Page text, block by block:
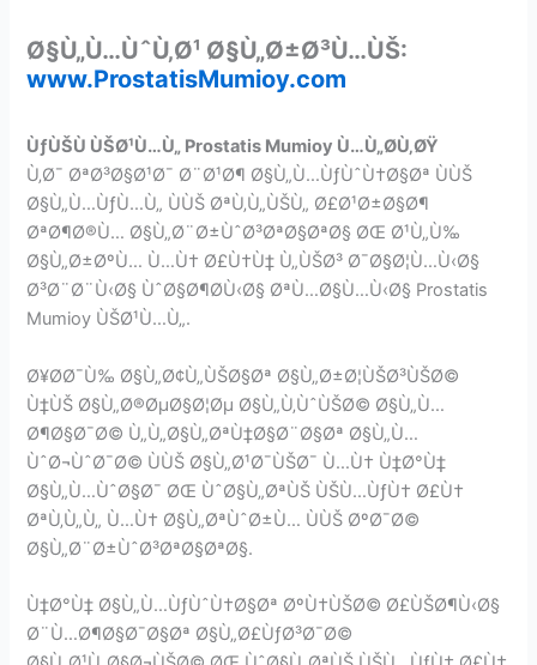
Ø§Ù„Ù…ÙˆÙ‚Ø¹ Ø§Ù„Ø±Ø³Ù…ÙŠ:
www.ProstatisMumioy.com
ÙƒÙŠÙ ÙŠØ¹Ù…Ù„ Prostatis Mumioy Ù…Ù„Ø­Ù‚ØŸ
Ù‚Ø¯ ØªØ³Ø§Ø¹Ø¯ Ø¨Ø¹Ø¶ Ø§Ù„Ù…ÙƒÙˆÙ†Ø§Øª ÙÙŠ
Ø§Ù„Ù…ÙƒÙ…Ù„ ÙÙŠ ØªÙ‚Ù„ÙŠÙ„ Ø£Ø¹Ø±Ø§Ø¶
ØªØ¶Ø®Ù… Ø§Ù„Ø¨Ø±ÙˆØ³ØªØ§ØªØ§ ØŒ Ø¹Ù„Ù‰
Ø§Ù„Ø±ØºÙ… Ù…Ù† Ø£Ù†Ù‡ Ù„ÙŠØ³ Ø¯Ø§Ø¦Ù…Ù‹Ø§
Ø³Ø¨Ø¨Ù‹Ø§ ÙˆØ§Ø¶Ø­Ù‹Ø§ ØªÙ…Ø§Ù…Ù‹Ø§ Prostatis
Mumioy ÙŠØ¹Ù…Ù„.
Ø¥Ø­Ø¯Ù‰ Ø§Ù„Ø¢Ù„ÙŠØ§Øª Ø§Ù„Ø±Ø¦ÙŠØ³ÙŠØ©
Ù‡ÙŠ Ø§Ù„Ø®ØµØ§Ø¦Øµ Ø§Ù„Ù‚ÙˆÙŠØ© Ø§Ù„Ù…
Ø¶Ø§Ø¯Ø© Ù„Ù„Ø§Ù„ØªÙ‡Ø§Ø¨Ø§Øª Ø§Ù„Ù…
ÙˆØ¬ÙˆØ¯Ø© ÙÙŠ Ø§Ù„Ø¹Ø¯ÙŠØ¯ Ù…Ù† Ù‡Ø°Ù‡
Ø§Ù„Ù…ÙˆØ§Ø¯ ØŒ ÙˆØ§Ù„ØªÙŠ ÙŠÙ…ÙƒÙ† Ø£Ù†
ØªÙ‚Ù„Ù„ Ù…Ù† Ø§Ù„ØªÙˆØ±Ù… ÙÙŠ ØºØ¯Ø©
Ø§Ù„Ø¨Ø±ÙˆØ³ØªØ§ØªØ§.
Ù‡Ø°Ù‡ Ø§Ù„Ù…ÙƒÙˆÙ†Ø§Øª ØºÙ†ÙŠØ© Ø£ÙŠØ¶Ù‹Ø§
Ø¨Ù…Ø¶Ø§Ø¯Ø§Øª Ø§Ù„Ø£ÙƒØ³Ø¯Ø©